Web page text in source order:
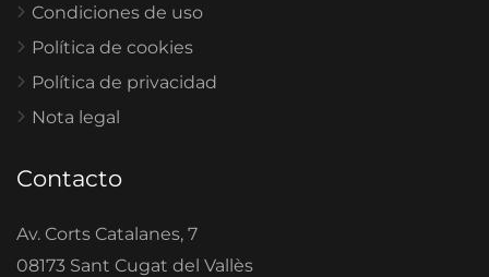
Condiciones de uso
Política de cookies
Política de privacidad
Nota legal
Contacto
Av. Corts Catalanes, 7
08173 Sant Cugat del Vallès